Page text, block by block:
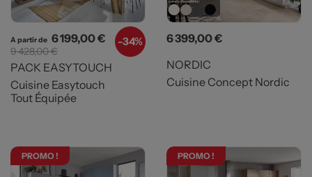
-34%
A partir de Prix
6 199,00 € Prix de base
9 428,00 €
PACK EASYTOUCH
Cuisine Easytouch
Tout Équipée
Prix
6 399,00 €
NORDIC
Cuisine Concept Nordic
PROMO ! PROMO !